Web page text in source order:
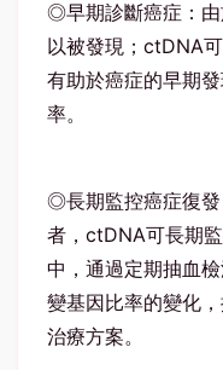
◎早期診斷癌症：
以被發現；ctDNA
有助於癌症的早期
率。
◎長期監控癌症復發
者，ctDNA可長期
中，通過定期抽血
變基因比率的變化
治療方案。